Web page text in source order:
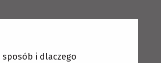
sposób i dlaczego